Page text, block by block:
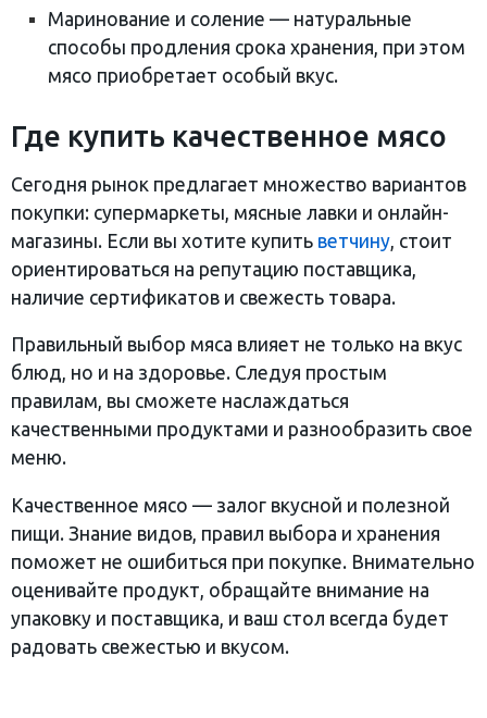
Маринование и соление — натуральные
способы продления срока хранения, при этом
мясо приобретает особый вкус.
Где купить качественное мясо
Сегодня рынок предлагает множество вариантов
покупки: супермаркеты, мясные лавки и онлайн-
магазины. Если вы хотите купить ветчину , стоит
ориентироваться на репутацию поставщика,
наличие сертификатов и свежесть товара.
Правильный выбор мяса влияет не только на вкус
блюд, но и на здоровье. Следуя простым
правилам, вы сможете наслаждаться
качественными продуктами и разнообразить свое
меню.
Качественное мясо — залог вкусной и полезной
пищи. Знание видов, правил выбора и хранения
поможет не ошибиться при покупке. Внимательно
оценивайте продукт, обращайте внимание на
упаковку и поставщика, и ваш стол всегда будет
радовать свежестью и вкусом.